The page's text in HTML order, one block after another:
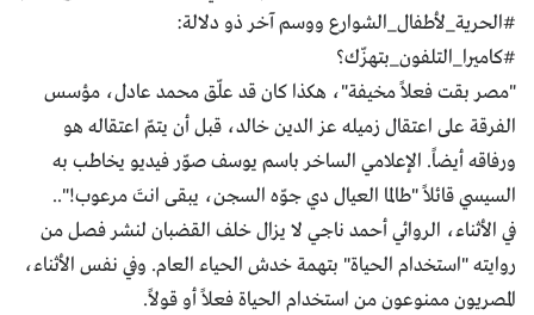
#الحرية_لأطفال_الشوارع ووسم آخر ذو دلالة:
#كاميرا_التلفون_بتهزّك؟
"مصر بقت فعلاً مخيفة"، هكذا كان قد علّق محمد عادل، مؤسس
الفرقة على اعتقال زميله عز الدين خالد، قبل أن يتمّ اعتقاله هو
ورفاقه أيضاً. الإعلامي الساخر باسم يوسف صوّر فيديو يخاطب به
السيسي قائلاً "طالما العيال دي جوّه السجن، يبقى انتَ مرعوب!"..
في الأثناء، الروائي أحمد ناجي لا يزال خلف القضبان لنشر فصل من
روايته "استخدام الحياة" بتهمة خدش الحياء العام. وفي نفس الأثناء،
المصريون ممنوعون من استخدام الحياة فعلاً أو قولاً.